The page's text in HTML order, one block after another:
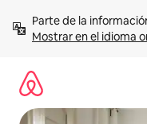
contenidoMostrar en el idioma